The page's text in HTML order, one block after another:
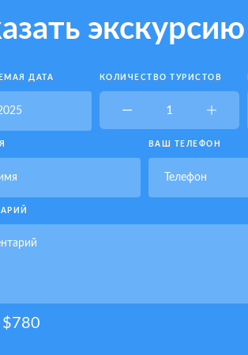
экскурсию
ДАТА КОЛИЧЕСТВО ТУРИСТОВ
ВАШ ТЕЛЕФОН
$780